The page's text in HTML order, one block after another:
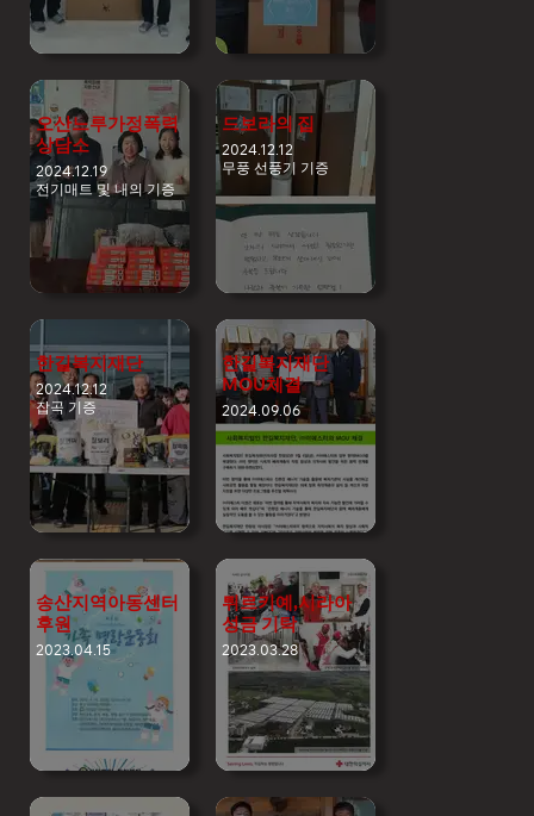
오산느루가정폭력
상담소
2024.12.19
전기매트 및 내의 기증
드보라의 집
2024.12.12
무풍 선풍기 기증
한길복지재단
2024.12.12
잡곡 기증
한길복지재단
MOU체결
2024.09.06
송산지역아동센터
후원
2023.04.15
튀르키예,시라아
성금 기탁
2023.03.28